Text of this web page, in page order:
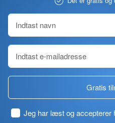
Gratis
Jeg har læst og accepterer